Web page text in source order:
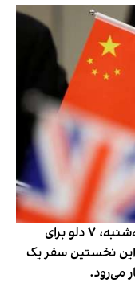
کی‌یر استارمر، نخست‌وزیر بریتانیا، روز سه‌شنبه، ۷ دلو برای
نخستین سفر یک